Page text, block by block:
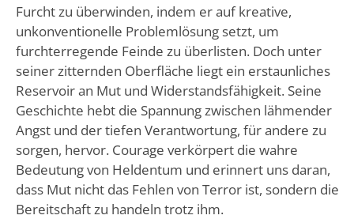
Furcht zu überwinden, indem er auf kreative,
unkonventionelle Problemlösung setzt, um
furchterregende Feinde zu überlisten. Doch unter
seiner zitternden Oberfläche liegt ein erstaunliches
Reservoir an Mut und Widerstandsfähigkeit. Seine
Geschichte hebt die Spannung zwischen lähmender
Angst und der tiefen Verantwortung, für andere zu
sorgen, hervor. Courage verkörpert die wahre
Bedeutung von Heldentum und erinnert uns daran,
dass Mut nicht das Fehlen von Terror ist, sondern die
Bereitschaft zu handeln trotz ihm.